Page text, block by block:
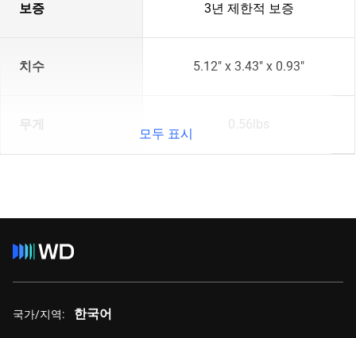
보증 3년 제한적 보증
치수 5.12" x 3.43" x 0.93"
무게 0.56lbs
모두 표시
국가/지역: 한국어